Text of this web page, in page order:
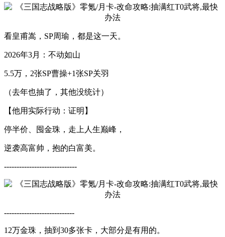
看皇甫嵩，SP周瑜，都是这一天。
2026年3月：不动如山
5.5万，2张SP曹操+1张SP关羽
（去年也抽了，其他没统计）
【他用实际行动：证明】
停半价、囤金珠，走上人生巅峰，
逆袭高富帅，抱的白富美。
-----------------------------
----------------------------
12万金珠，抽到30多张卡，大部分是有用的。